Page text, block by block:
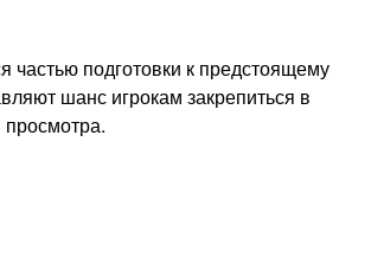
частью подготовки к предстоящему
шанс игрокам закрепиться в
просмотра.